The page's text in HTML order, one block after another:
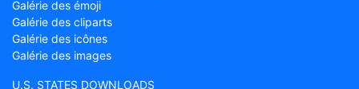
Galérie des émoji
Galérie des cliparts
Galérie des icônes
Galérie des images
U.S. STATES DOWNLOADS